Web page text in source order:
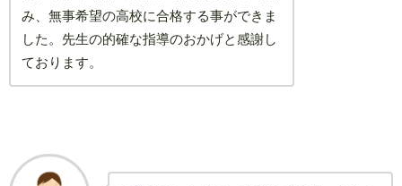
み、無事希望の高校に合格する事ができま
した。先生の的確な指導のおかげと感謝し
ております。